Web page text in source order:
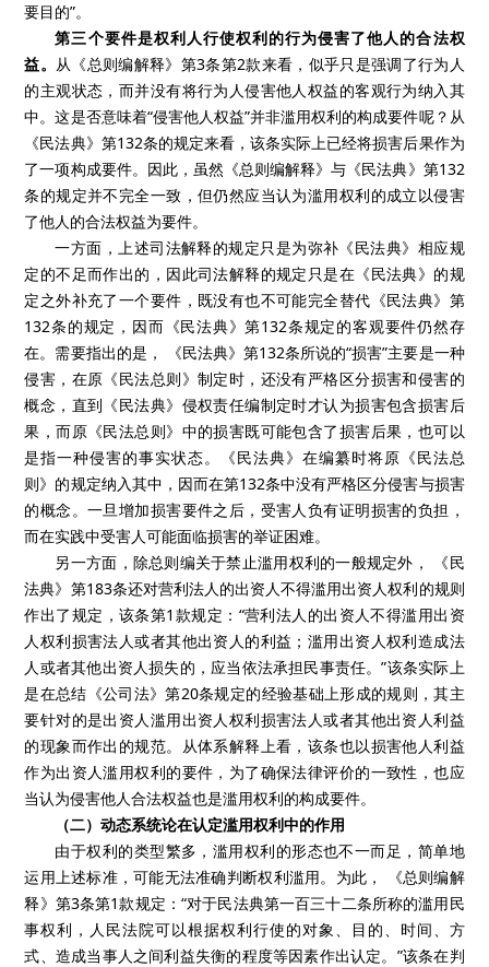
要目的”。
第三个要件是权利人行使权利的行为侵害了他人的合法权
益。 从《总则编解释》第3条第2款来看，似乎只是强调了行为人
的主观状态，而并没有将行为人侵害他人权益的客观行为纳入其
中。这是否意味着“侵害他人权益”并非滥用权利的构成要件呢？从
《民法典》第132条的规定来看，该条实际上已经将损害后果作为
了一项构成要件。因此，虽然《总则编解释》与《民法典》第132
条的规定并不完全一致，但仍然应当认为滥用权利的成立以侵害
了他人的合法权益为要件。
一方面，上述司法解释的规定只是为弥补《民法典》相应规
定的不足而作出的，因此司法解释的规定只是在《民法典》的规
定之外补充了一个要件，既没有也不可能完全替代《民法典》第
132条的规定，因而《民法典》第132条规定的客观要件仍然存
在。需要指出的是，
《民法典》第132条所说的“损害”主要是一种
侵害，在原《民法总则》制定时，还没有严格区分损害和侵害的
概念，直到《民法典》侵权责任编制定时才认为损害包含损害后
果，而原《民法总则》中的损害既可能包含了损害后果，也可以
是指一种侵害的事实状态。《民法典》在编纂时将原《民法总
则》的规定纳入其中，因而在第132条中没有严格区分侵害与损害
的概念。一旦增加损害要件之后，受害人负有证明损害的负担，
而在实践中受害人可能面临损害的举证困难。
另一方面，除总则编关于禁止滥用权利的一般规定外，
《民
法典》第183条还对营利法人的出资人不得滥用出资人权利的规则
作出了规定，该条第1 款规定：“营利法人的出资人不得滥用出资
人权利损害法人或者其他出资人的利益；滥用出资人权利造成法
人或者其他出资人损失的，应当依法承担民事责任。”该条实际上
是在总结《公司法》第20条规定的经验基础上形成的规则，其主
要针对的是出资人滥用出资人权利损害法人或者其他出资人利益
的现象而作出的规范。从体系解释上看，该条也以损害他人利益
作为出资人滥用权利的要件，为了确保法律评价的一致性，也应
当认为侵害他人合法权益也是滥用权利的构成要件。
（二）动态系统论在认定滥用权利中的作用
由于权利的类型繁多，滥用权利的形态也不一而足，简单地
运用上述标准，可能无法准确判断权利滥用。为此，
《总则编解
释》第3条第1款规定：“对于民法典第一百三十二条所称的滥用民
事权利，人民法院可以根据权利行使的对象、目的、时间、方
式、造成当事人之间利益失衡的程度等因素作出认定。”该条在判